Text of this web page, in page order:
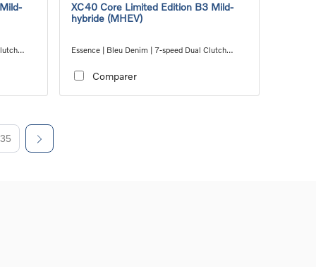
XC40 Core Limited Edition B3 Mild-
hybride (MHEV)
Essence | Bleu Denim | 7-speed Dual Clutch
Comparer
35